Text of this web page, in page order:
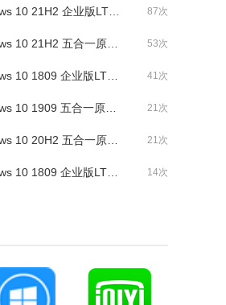
87次
企业版LTSC 原版系统 64位
53次
五合一原版系统 64位
41次
企业版LTSC 原版系统 64位
21次
五合一原版系统 64位
21次
五合一原版系统 64位
14次
企业版LTSC 原版系统 32位